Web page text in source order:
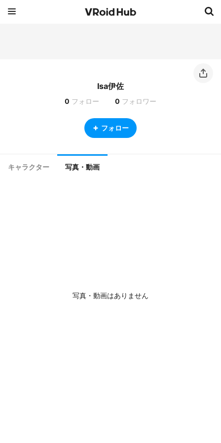
Isa伊佐
0 フォロー 0 フォロワー
フォロー
キャラクター 写真・動画
写真・動画はありません